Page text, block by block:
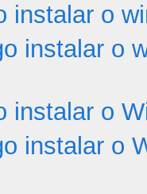
instalar o
instalar o
instalar o
instalar o